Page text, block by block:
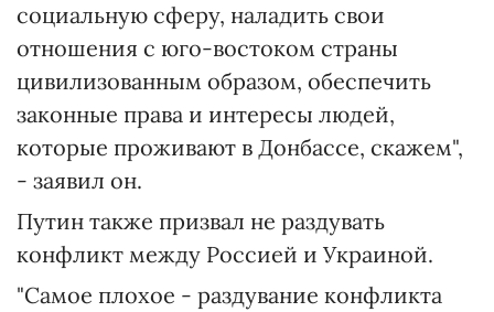
социальную сферу, наладить свои
отношения с юго-востоком страны
цивилизованным образом, обеспечить
законные права и интересы людей,
которые проживают в Донбассе, скажем",
- заявил он.
Путин также призвал не раздувать
конфликт между Россией и Украиной.
"Самое плохое - раздувание конфликта